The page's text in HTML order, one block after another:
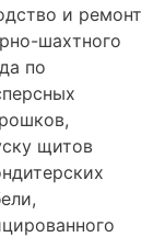
и ремонт
шахтного
по
щитов